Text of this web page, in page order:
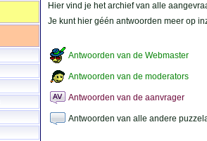
Hier vind je het archief van alle
Je kunt hier géén antwoorden meer op
Antwoorden van de Webmaster
Antwoorden van de moderators
Antwoorden van de aanvrager
Antwoorden van alle andere